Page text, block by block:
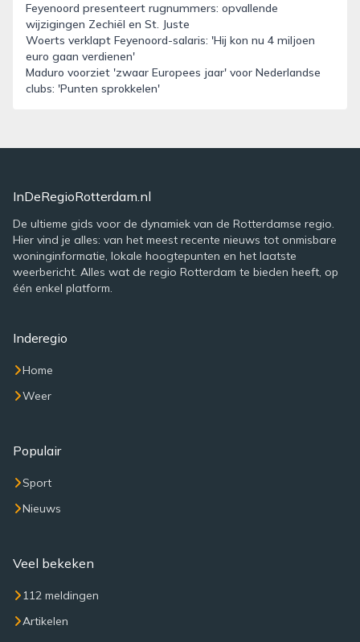
Feyenoord presenteert rugnummers: opvallende
wijzigingen Zechiël en St. Juste
Woerts verklapt Feyenoord-salaris: 'Hij kon nu 4 miljoen
euro gaan verdienen'
Maduro voorziet 'zwaar Europees jaar' voor Nederlandse
clubs: 'Punten sprokkelen'
InDeRegioRotterdam.nl
De ultieme gids voor de dynamiek van de Rotterdamse regio.
Hier vind je alles: van het meest recente nieuws tot onmisbare
woninginformatie, lokale hoogtepunten en het laatste
weerbericht. Alles wat de regio Rotterdam te bieden heeft, op
één enkel platform.
Inderegio
Home
Weer
Populair
Sport
Nieuws
Veel bekeken
112 meldingen
Artikelen